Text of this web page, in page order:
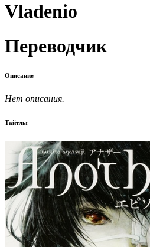
Vladenio
Переводчик
Описание
Нет описания.
Тайтлы